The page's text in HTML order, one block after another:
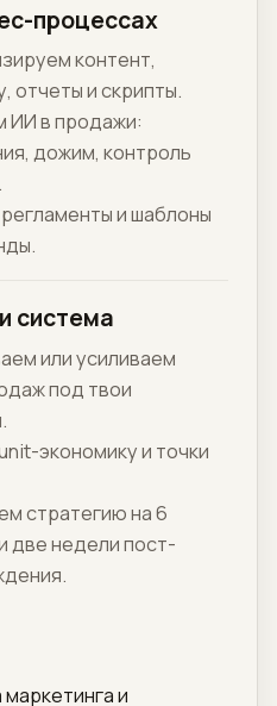
процессах
контент,
отчеты и скрипты.
ИИ в продажи:
дожим, контроль
и шаблоны
система
или усиливаем
под твои
экономику и точки
стратегию на 6
две недели пост-
и